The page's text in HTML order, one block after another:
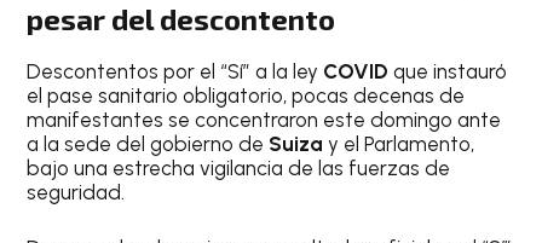
pesar del descontento
Descontentos por el “Sí” a la ley COVIDque instauró
el pase sanitario obligatorio, pocas decenas de
manifestantes se concentraron este domingo ante
a la sede del gobierno de Suizay el Parlamento,
bajo una estrecha vigilancia de las fuerzas de
seguridad.